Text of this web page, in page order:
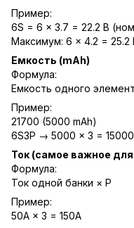
Пример:
6S = 6 × 3.7 = 22.2 В
Максимум: 6 × 4.2 = 25.2
Емкость (mAh)
Формула:
Емкость одного
Пример:
21700 (5000 mAh)
6S3P → 5000 × 3 = 15000
Ток (самое важное для
Формула:
Ток одной банки × P
Пример:
50A × 3 = 150A